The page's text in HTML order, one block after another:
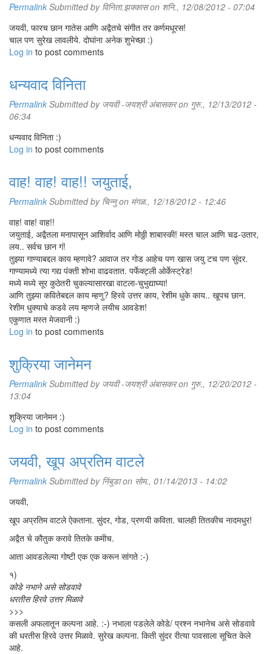
Permalink Submitted by विनिता.झक्कासon शनि., 12/08/2012 - 07:04
जयवी, फारच छान गातेस आणि अद्वैतचे संगीत तर कर्णमधूरस!
चाल पण सुरेख लावलीये. दोघांना अनेक शुभेच्छा :)
Log in to post comments
धन्यवाद विनिता
Permalink Submitted by जयवी -जयश्री अंबासकरon गुरु., 12/13/2012 -
06:34
धन्यवाद विनिता :)
Log in to post comments
वाह! वाह! वाह!! जयुताई,
Permalink Submitted by चिन्नुon मंगळ., 12/18/2012 - 12:46
वाह! वाह! वाह!!
जयुताई, अद्वैतला मनापासून आशिर्वाद आणि मोठ्ठी शाबास्की! मस्त चाल आणि चढ-उतार,
लय.. सर्वच छान गं!
तुझ्या गाण्याबद्दल काय म्हणावे? आवाज तर गोड आहेच पण खास जयु टच पण सुंदर.
गाण्यामध्ये त्या गद्य पंक्ती शोभा वाढवतात. पर्फेक्ट्ली ओर्केस्ट्रेड!
मध्ये मध्ये सूर कुठेतरी चुकल्यासारखा वाटला-चुभुद्याघ्या!
आणि तुझ्या कवितेबद्दल काय म्हणु? हिरवे उत्तर काय, रेशीम धुके काय.. खूपच छान.
रेशीम धुक्याचे कडवे लय म्हणजे लयीच आवडेश!
एकुणात मस्त मेजवानी :)
Log in to post comments
शुक्रिया जानेमन
Permalink Submitted by जयवी -जयश्री अंबासकरon गुरु., 12/20/2012 -
13:04
शुक्रिया जानेमन :)
Log in to post comments
जयवी, खूप अप्रतिम वाटले
Permalink Submitted by निंबुडाon सोम., 01/14/2013 - 14:02
जयवी,
खूप अप्रतिम वाटले ऐकताना. सुंदर, गोड, प्रणयी कविता. चालही तितकीच नादमधुर!
अद्वैत चे कौतुक करावे तितके कमीच.
आता आवडलेल्या गोष्टी एक एक करून सांगते :-)
१)
कोडे नभाने असे सोडवावे
धरतीस हिरवे उत्तर मिळावे
>>>
कसली अफलातून कल्पना आहे. :-) नभाला पडलेले कोडे/ प्रश्न नभानेच असे सोडवावे
की धरतीस हिरवे उत्तर मिळावे. सुरेख कल्पना. किती सुंदर रीत्या पावसाला सूचित केले
आहे.